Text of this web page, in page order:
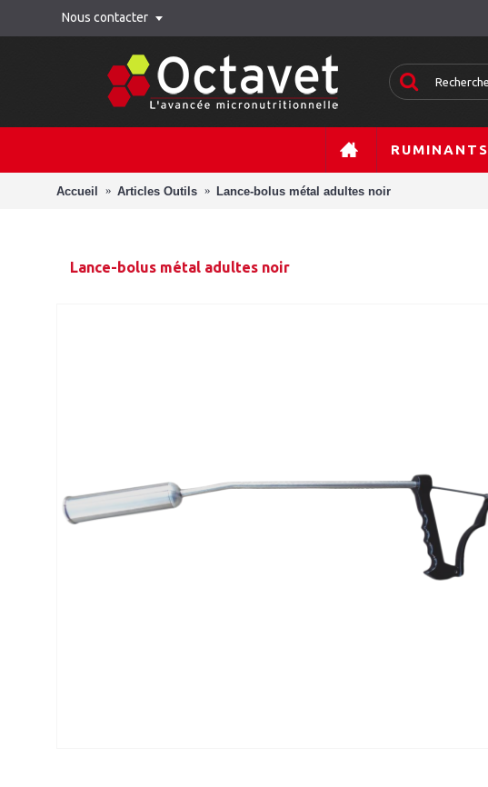
Nous contacter
RUMINANTS
Accueil Articles Outils Lance-bolus métal adultes noir
Lance-bolus métal adultes noir